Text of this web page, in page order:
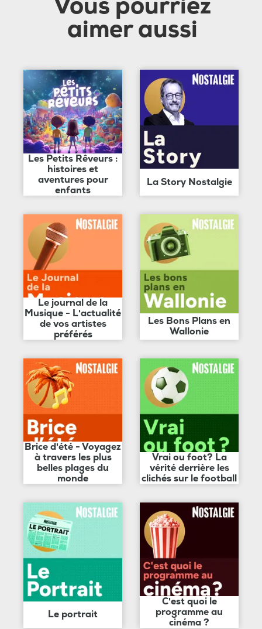
Vous pourriez
aimer aussi
Les Petits Rêveurs :
histoires et
aventures pour
enfants
La Story Nostalgie
Le journal de la
Musique - L'actualité
de vos artistes
préférés
Les Bons Plans en
Wallonie
Brice d'été - Voyagez
à travers les plus
belles plages du
monde
Vrai ou foot? La
vérité derrière les
clichés sur le football
Le portrait
C'est quoi le
programme au
cinéma ?